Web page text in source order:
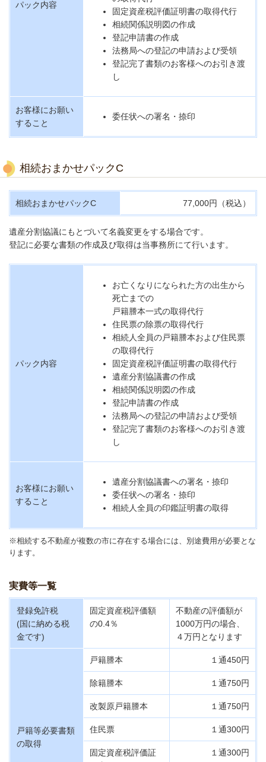
パック内容
固定資産税評価証明書の取得代行
相続関係説明図の作成
登記申請書の作成
法務局への登記の申請および受領
登記完了書類のお客様へのお引き渡
し
お客様にお願い
すること
委任状への署名・捺印
相続おまかせパックC
相続おまかせパックC 77,000円（税込）
遺産分割協議にもとづいて名義変更をする場合です。
登記に必要な書類の作成及び取得は当事務所にて行います。
パック内容
お亡くなりになられた方の出生から
死亡までの
戸籍謄本一式の取得代行
住民票の除票の取得代行
相続人全員の戸籍謄本および住民票
の取得代行
固定資産税評価証明書の取得代行
遺産分割協議書の作成
相続関係説明図の作成
登記申請書の作成
法務局への登記の申請および受領
登記完了書類のお客様へのお引き渡
し
お客様にお願い
すること
遺産分割協議書への署名・捺印
委任状への署名・捺印
相続人全員の印鑑証明書の取得
※相続する不動産が複数の市に存在する場合には、別途費用が必要とな
ります。
実費等一覧
登録免許税
(国に納める税
金です)
固定資産税評価額
の0.4％
不動産の評価額が
1000万円の場合、
４万円となります
戸籍等必要書類
の取得
戸籍謄本 １通450円
除籍謄本 １通750円
改製原戸籍謄本 １通750円
住民票 １通300円
固定資産税評価証
１通300円